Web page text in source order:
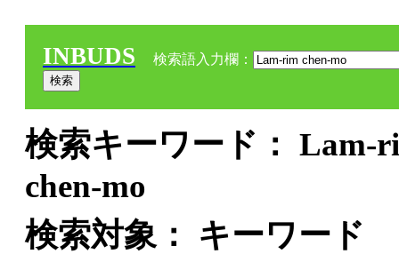
INBUDS 検索語入力欄：
検索キーワード： Lam-
chen-mo
検索対象： キーワード